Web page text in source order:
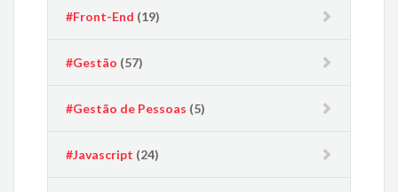
#Front-End (19)
#Gestão (57)
#Gestão de Pessoas (5)
#Javascript (24)